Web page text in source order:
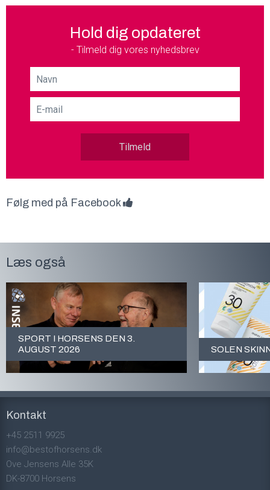
Hold dig opdateret
- Tilmeld dig vores nyhedsbrev
Tilmeld
Følg med på Facebook
Læs også
SPORT I HORSENS DEN 3.
AUGUST 2026
SOLEN
Kontakt
+45 2511 9925
info@bestofhorsens.dk
Ove Jensens Alle 35K
DK-8700 Horsens